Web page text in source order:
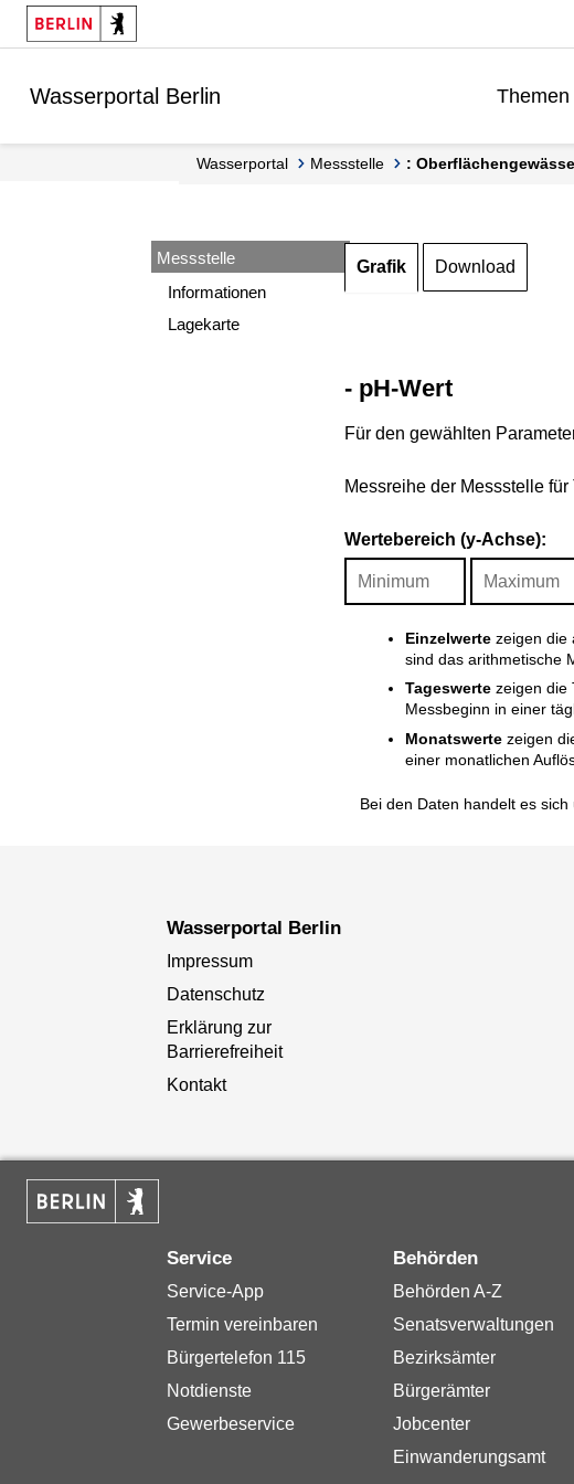
Springe zur Navigation
Springe zum Inhalt
Wasserportal Berlin Themen
Wasserportal Messstelle :
Messstelle
Informationen
Lagekarte
Grafik Download
- pH-Wert
Für den gewählten
Messreihe der Messstelle
Wertebereich (y-Achse):
Einzelwertezeigen die
sind das arithmetische
Tageswertezeigen die
Messbeginn in einer
Monatswertezeigen
einer monatlichen
Bei den Daten handelt es
Wasserportal Berlin
Impressum
Datenschutz
Erklärung zur
Barrierefreiheit
Kontakt
Service
Service-App
Termin vereinbaren
Bürgertelefon 115
Notdienste
Gewerbeservice
Behörden
Behörden A-Z
Senatsverwaltungen
Bezirksämter
Bürgerämter
Jobcenter
Einwanderungsamt